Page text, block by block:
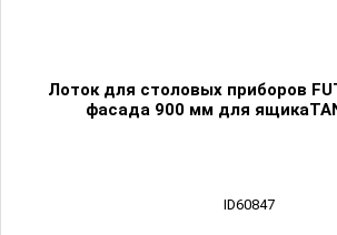
Лоток для столовых приборов
фасада 900 мм для
ID60847